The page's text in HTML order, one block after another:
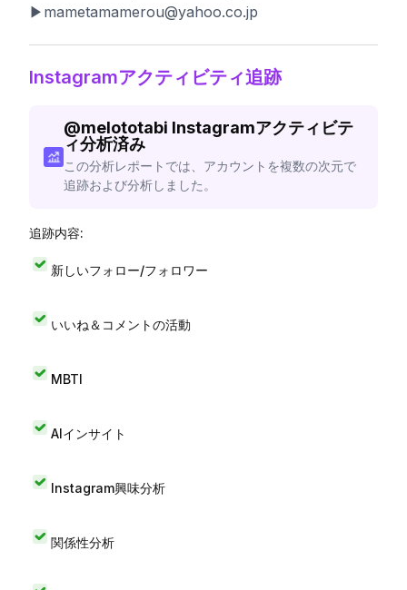
▶︎ mametamamerou@yahoo.co.jp
Instagramアクティビティ追跡
@melototabi Instagramアクティビテ
ィ分析済み
この分析レポートでは、アカウントを複数の次元で
追跡および分析しました。
追跡内容:
新しいフォロー/フォロワー
いいね＆コメントの活動
MBTI
AIインサイト
Instagram興味分析
関係性分析